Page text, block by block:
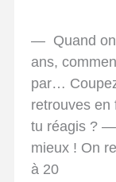
— Quand on
ans,
par…
retrouves en
tu réagis ?
mieux ! On
à 20